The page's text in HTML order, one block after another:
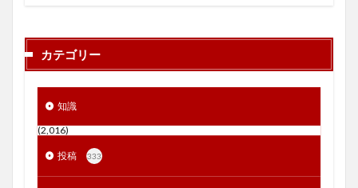
カテゴリー
知識
(2,016)
投稿 333